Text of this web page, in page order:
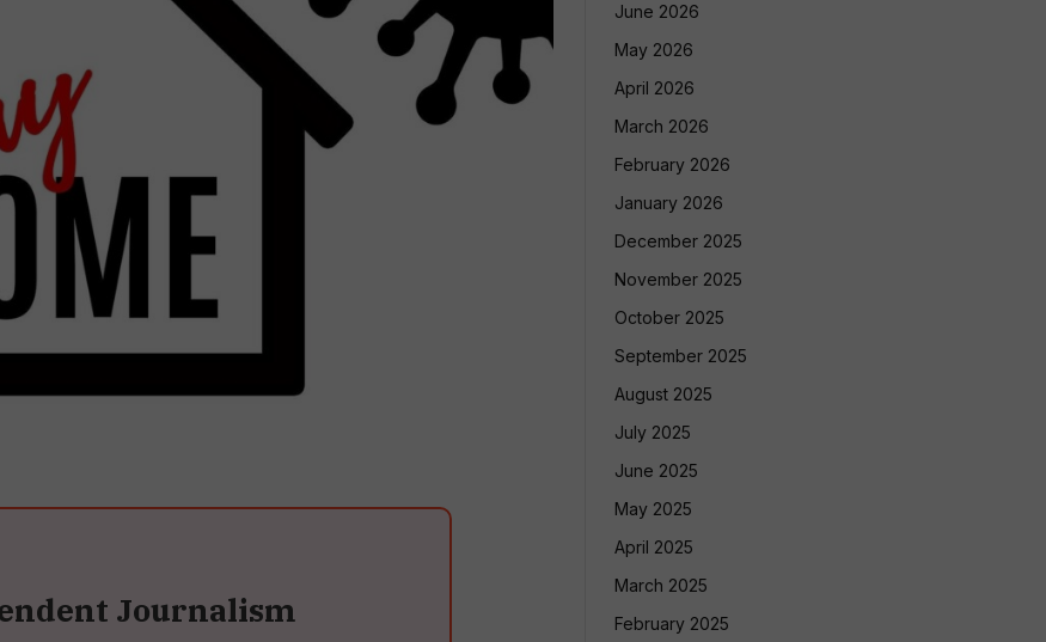
Journalism
June 2026
May 2026
April 2026
March 2026
February 2026
January 2026
December 2025
November 2025
October 2025
September 2025
August 2025
July 2025
June 2025
May 2025
April 2025
March 2025
February 2025